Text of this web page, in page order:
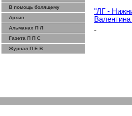
В помощь болящему
Архив
Альманах П Л
Газета П П С
Журнал П Е В
"ЛГ -